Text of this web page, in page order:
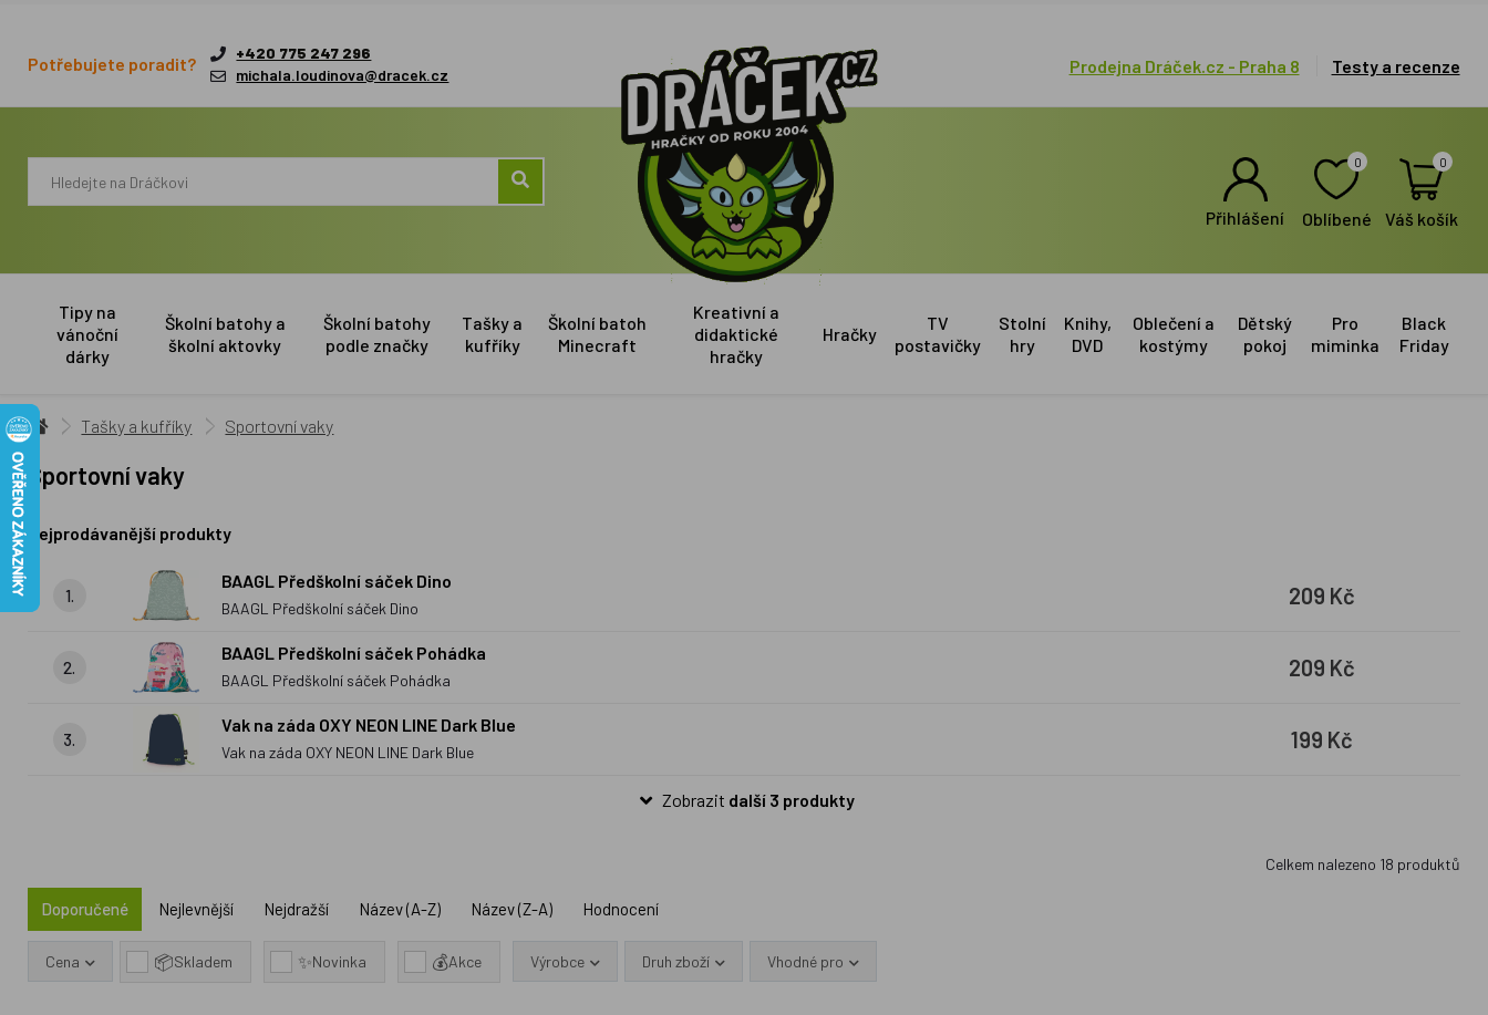
Potřebujete poradit?
+420 775 247 296
michala.loudinova@dracek.cz
Prodejna Dráček.cz - Praha 8 Testy a recenze
Přihlášení
0
Oblíbené
0
Váš košík
Tipy na
vánoční
dárky
Školní batohy a
školní aktovky
Školní batohy
podle značky
Tašky a
kufříky
Školní batoh
Minecraft
Kreativní a
didaktické
hračky
Hračky
TV
postavičky
Stolní
hry
Knihy,
DVD
Oblečení a
kostýmy
Dětský
pokoj
Pro
miminka
Black
Friday
Tašky a kufříky Sportovní vaky
Sportovní vaky
Nejprodávanější produkty
1.
BAAGL Předškolní sáček Dino
BAAGL Předškolní sáček Dino 209 Kč
2.
BAAGL Předškolní sáček Pohádka
BAAGL Předškolní sáček Pohádka 209 Kč
3.
Vak na záda OXY NEON LINE Dark Blue
Vak na záda OXY NEON LINE Dark Blue 199 Kč
Zobrazit další 3 produkty
Celkem nalezeno 18 produktů
Doporučené Nejlevnější Nejdražší Název (A-Z) Název (Z-A) Hodnocení
Cena 📦Skladem ✨Novinka 💰Akce Výrobce Druh zboží Vhodné pro